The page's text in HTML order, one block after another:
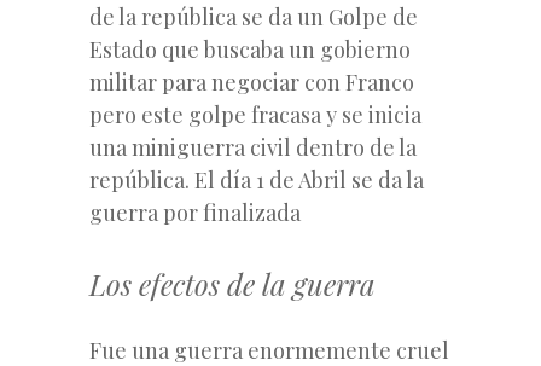
de la república se da un Golpe de
Estado que buscaba un gobierno
militar para negociar con Franco
pero este golpe fracasa y se inicia
una miniguerra civil dentro de la
república. El día 1 de Abril se da la
guerra por finalizada
Los efectos de la guerra
Fue una guerra enormemente cruel